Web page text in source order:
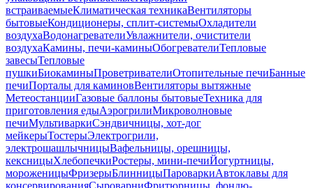
встраиваемыеКлиматическая техникаВентиляторы
бытовыеКондиционеры, сплит-системыОхладители
воздухаВодонагревателиУвлажнители, очистители
воздухаКамины, печи-каминыОбогревателиТепловые
завесыТепловые
пушкиБиокаминыПроветривателиОтопительные печиБанные
печиПорталы для каминовВентиляторы вытяжные
МетеостанцииГазовые баллоны бытовыеТехника для
приготовления едыАэрогрилиМикроволновые
печиМультиваркиСэндвичницы, хот-дог
мейкерыТостерыЭлектрогрили,
электрошашлычницыВафельницы, орешницы,
кексницыХлебопечкиРостеры, мини-печиЙогуртницы,
мороженицыФризерыБлинницыПароваркиАвтоклавы для
консервированияСыроварниФритюрницы, фондю-